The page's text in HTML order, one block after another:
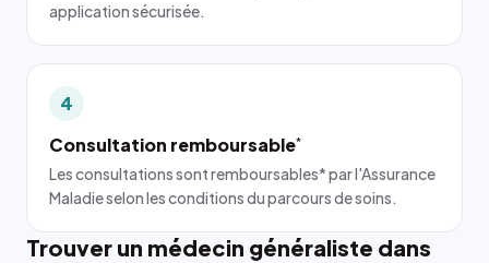
application sécurisée.
4
Consultation remboursable*
Les consultations sont remboursables* par l'Assurance
Maladie selon les conditions du parcours de soins.
Trouver un médecin généraliste dans